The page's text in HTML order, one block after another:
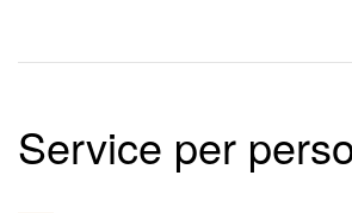
Service per